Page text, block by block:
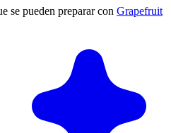
se pueden preparar con Grapefruit